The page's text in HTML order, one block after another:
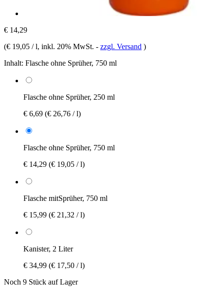
€ 14,29
(€ 19,05 / l, inkl. 20% MwSt. - zzgl. Versand )
Inhalt: Flasche ohne Sprüher, 750 ml
Flasche ohne Sprüher, 250 ml
€ 6,69 (€ 26,76 / l)
Flasche ohne Sprüher, 750 ml
€ 14,29 (€ 19,05 / l)
Flasche mitSprüher, 750 ml
€ 15,99 (€ 21,32 / l)
Kanister, 2 Liter
€ 34,99 (€ 17,50 / l)
Noch 9 Stück auf Lager